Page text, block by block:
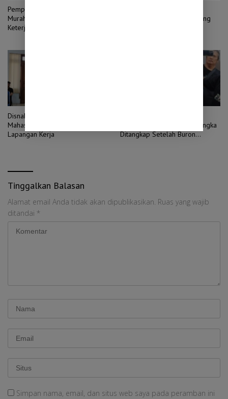
Pemprov Jatim Gelar Pasar
Murah di 92 Titik, Khofifah: Jaga
Keterjangkauan Harga
Padamkan Karhutla di Gunung
Disnaker Probolinggo Dorong
Mahasiswa Jadi Pencipta
Lapangan Kerja
Pasuruan demi Emas, Tersangka
Ditangkap Setelah Buron
Tinggalkan Balasan
Alamat email Anda tidak akan dipublikasikan. Ruas yang wajib
ditandai *
Simpan nama, email, dan situs web saya pada peramban ini